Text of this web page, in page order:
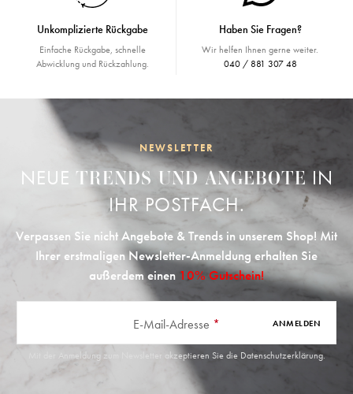
Unkomplizierte Rückgabe
Einfache Rückgabe, schnelle
Abwicklung und Rückzahlung.
Haben Sie Fragen?
Wir helfen Ihnen gerne weiter.
040 / 881 307 48
NEWSLETTER
NEUE TRENDS UND ANGEBOTEIN
IHR POSTFACH.
Verpassen Sie nicht Angebote & Trends in unserem Shop! Mit
Ihrer erstmaligen Newsletter-Anmeldung erhalten Sie
außerdem einen 10% Gutschein!
E-Mail-Adresse * ANMELDEN
Mit der Anmeldung zum Newsletter akzeptieren Sie die Datenschutzerklärung.